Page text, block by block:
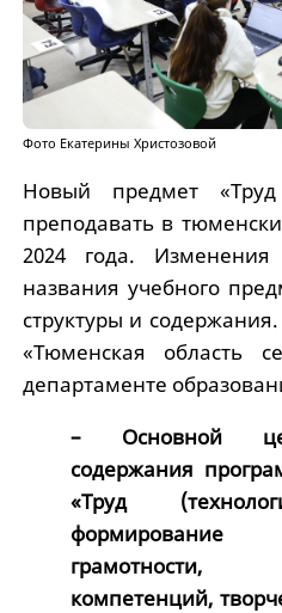
Фото Екатерины Христозовой
Новый предмет «Труд
преподавать в
2024 года.
названия учебного
структуры и
«Тюменская область
департаменте
– Основной
содержания
«Труд
формирование
компетенций,